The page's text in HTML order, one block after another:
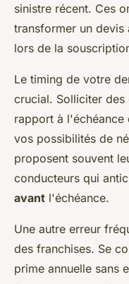
sinistre récent. Ces
transformer un devis
lors de la
Le timing de votre
crucial. Solliciter
rapport à
vos possibilités de
proposent souvent
conducteurs qui
avant l'échéance.
Une autre erreur
des franchises. Se
prime annuelle sans